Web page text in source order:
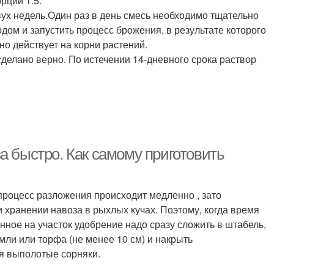
недель.Один раз в день смесь необходимо тщательно
и запустить процесс брожения, в результате которого
действует на корни растений.
верно. По истечении 14-дневного срока раствор
быстро. Как самому приготовить
разложения происходит медленно , зато
навоза в рыхлых кучах. Поэтому, когда время
на участок удобрение надо сразу сложить в штабель,
или торфа (не менее 10 см) и накрыть
выполотые сорняки.